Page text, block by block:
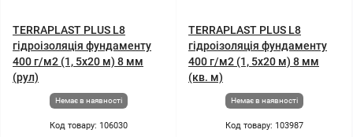
TERRAPLAST PLUS L8
гідроізоляція фундаменту
400 г/м2 (1, 5x20 м) 8 мм
(рул)
Немає в наявності
Код товару: 106030
TERRAPLAST PLUS L8
гідроізоляція фундаменту
400 г/м2 (1, 5x20 м) 8 мм
(кв. м)
Немає в наявності
Код товару: 103987